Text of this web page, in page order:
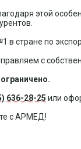
этой
по
с
636-28-25 или
с АРМЕД!